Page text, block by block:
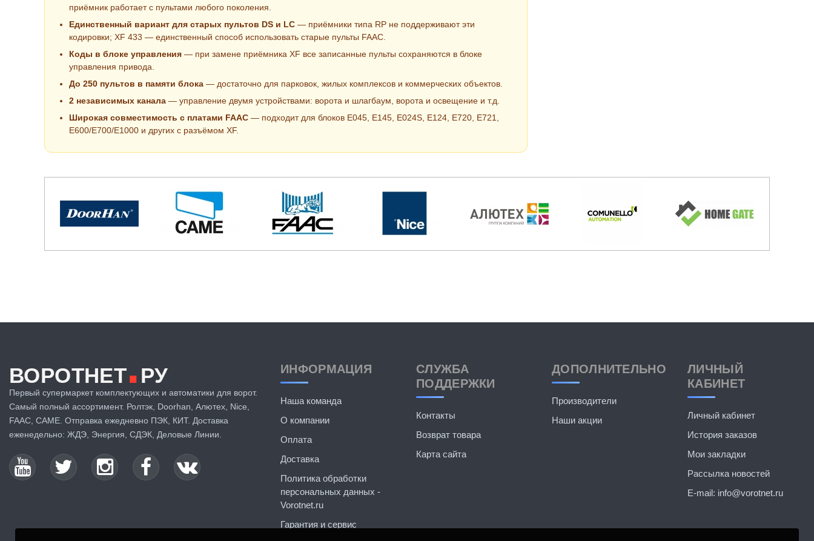
приёмник работает с пультами любого поколения.
Единственный вариант для старых пультов DS и LC — приёмники типа RP не поддерживают эти
кодировки; XF 433 — единственный способ использовать старые пульты FAAC.
Коды в блоке управления — при замене приёмника XF все записанные пульты сохраняются в блоке
управления привода.
До 250 пультов в памяти блока — достаточно для парковок, жилых комплексов и коммерческих объектов.
2 независимых канала — управление двумя устройствами: ворота и шлагбаум, ворота и освещение и т.д.
Широкая совместимость с платами FAAC — подходит для блоков E045, E145, E024S, E124, E720, E721,
E600/E700/E1000 и других с разъёмом XF.
ВОРОТНЕТ. РУ
Первый супермаркет комплектующих и автоматики для ворот.
Самый полный ассортимент. Ролтэк, Doorhan, Алютех, Nice,
FAAC, CAME. Отправка ежедневно ПЭК, КИТ. Доставка
еженедельно: ЖДЭ, Энергия, СДЭК, Деловые Линии.
ИНФОРМАЦИЯ
Наша команда
О компании
Оплата
Доставка
Политика обработки
персональных данных -
Vorotnet.ru
Гарантия и сервис
СЛУЖБА
ПОДДЕРЖКИ
Контакты
Возврат товара
Карта сайта
ДОПОЛНИТЕЛЬНО
Производители
Наши акции
ЛИЧНЫЙ
КАБИНЕТ
Личный кабинет
История заказов
Мои закладки
Рассылка новостей
E-mail: info@vorotnet.ru